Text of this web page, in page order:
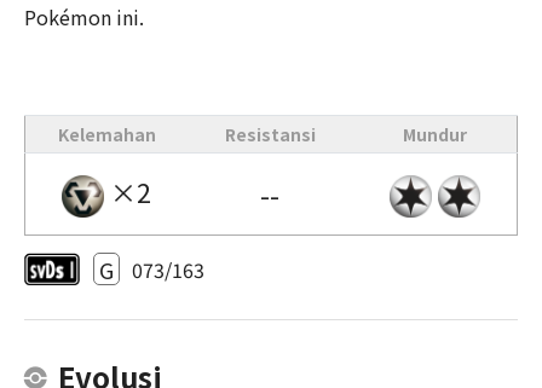
Pokémon ini.
Kelemahan Resistansi Mundur
×2 --
G 073/163
Evolusi